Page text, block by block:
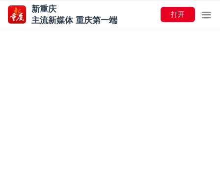
新重庆
主流新媒体 重庆第一端
打开